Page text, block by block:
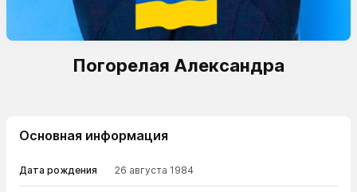
Погорелая Александра
Основная информация
Дата рождения 26 августа 1984